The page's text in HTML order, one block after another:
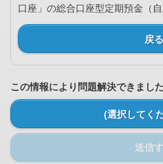
口座」の総合口座型定期預金（
戻る
この情報により問題解決できまし
(選択してく
送信